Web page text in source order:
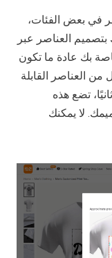
في بعض الفئات،
العناصر عبر
بك عادة ما تكون
من العناصر القابلة
تضع هذه
لا يمكنك